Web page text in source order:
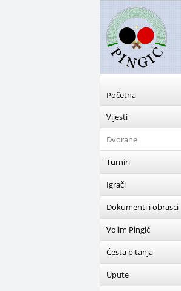
Početna
Vijesti
Dvorane
Turniri
Igrači
Dokumenti i obrasci
Volim Pingić
Česta pitanja
Upute